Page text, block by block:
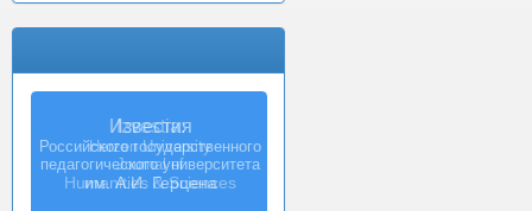
Izvestia:
Herzen University
Journal of
Humanities & Sciences